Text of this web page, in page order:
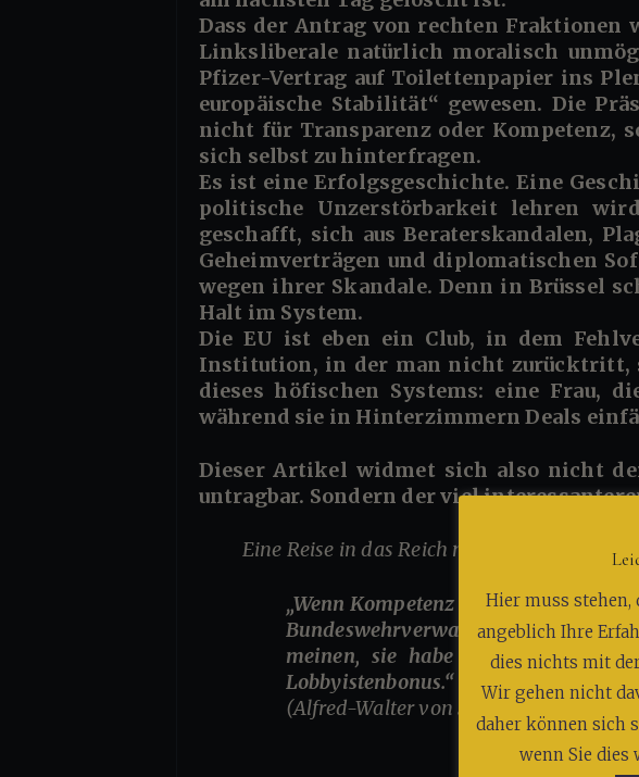
Dass der Antrag von rechten Fraktionen
Linksliberale natürlich moralisch
Pfizer-Vertrag auf Toilettenpapier ins
europäische Stabilität“ gewesen. Die
nicht für Transparenz oder Kompetenz,
sich selbst zu hinterfragen.
Es ist eine Erfolgsgeschichte. Eine
politische Unzerstörbarkeit lehren
geschafft, sich aus Beraterskandalen,
Geheimverträgen und diplomatischen
wegen ihrer Skandale. Denn in Brüssel
Halt im System.
Die EU ist eben ein Club, in dem
Institution, in der man nicht zurücktritt,
dieses höfischen Systems: eine Frau,
während sie in Hinterzimmern Deals
Dieser Artikel widmet sich also nicht der Frage, ob Frau von der Leyen tragbar ist – sie ist längst
untragbar. Sondern der viel
Eine Reise in das Reich mit Pfizergate,
„Wenn Kompetenz ein Kriterium für Aufstieg wäre, würde Ursula von der Leyen heute im Wartezimmer der
Bundeswehrverwaltung Formulare
meinen, sie habe einen
Lobbyistenbonus.“
(Alfred-Walter von Staufen)
Hier muss stehen,
angeblich Ihre
dies nichts mit
Wir gehen nicht
daher können sich
wenn Sie dies